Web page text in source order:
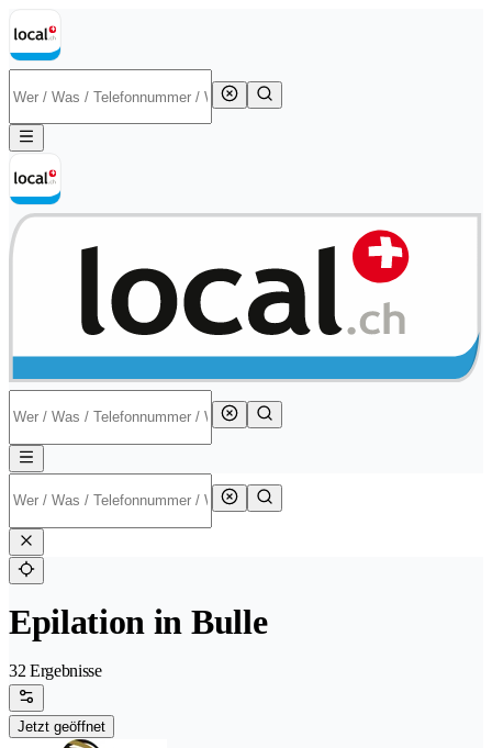
Epilation in Bulle
32 Ergebnisse
Jetzt geöffnet